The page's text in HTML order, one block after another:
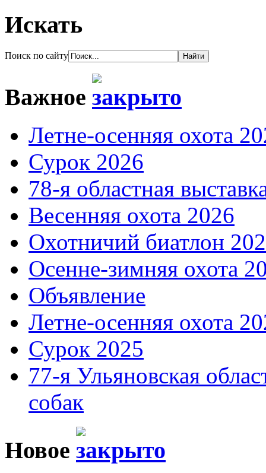
Искать
Поиск по сайту
Важное
Летне-осенняя охота
Сурок 2026
78-я областная
Весенняя охота 2026
Охотничий биатлон
Осенне-зимняя охота
Объявление
Летне-осенняя охота
Сурок 2025
77-я Ульяновская
собак
Новое